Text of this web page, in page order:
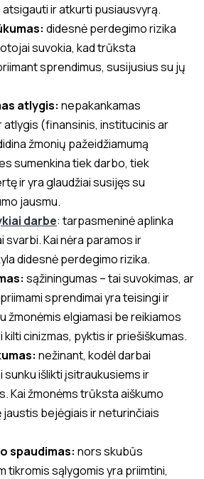
ir atkurti pusiausvyrą.
didesnė perdegimo rizika
suvokia, kad trūksta
sprendimus, susijusius su jų
atlygis: nepakankamas
atlygis (finansinis, institucinis ar
žmonių pažeidžiamumą
sumenkina tiek darbo, tiek
ir yra glaudžiai susijęs su
jausmu.
darbe: tarpasmeninė aplinka
svarbi. Kai nėra paramos ir
didesnė perdegimo rizika.
sąžiningumas – tai suvokimas, ar
sprendimai yra teisingi ir
žmonėmis elgiamasi be reikiamos
cinizmas, pyktis ir priešiškumas.
nežinant, kodėl darbai
sunku išlikti įsitraukusiems ir
Kai žmonėms trūksta aiškumo
jaustis bejėgiais ir neturinčiais
spaudimas: nors skubūs
tikromis sąlygomis yra priimtini,